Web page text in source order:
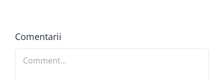
Comentarii
Comment